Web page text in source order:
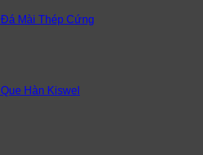
Đá Mài Thép Cứng
Que Hàn Kiswel